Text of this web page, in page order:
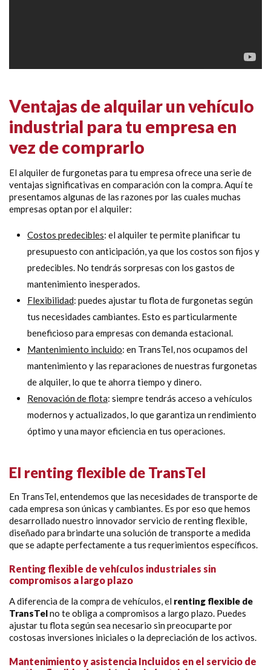
Ventajas de alquilar un vehículo
industrial para tu empresa en
vez de comprarlo
El alquiler de furgonetas para tu empresa ofrece una serie de
ventajas significativas en comparación con la compra. Aquí te
presentamos algunas de las razones por las cuales muchas
empresas optan por el alquiler:
Costos predecibles: el alquiler te permite planificar tu
presupuesto con anticipación, ya que los costos son fijos y
predecibles. No tendrás sorpresas con los gastos de
mantenimiento inesperados.
Flexibilidad: puedes ajustar tu flota de furgonetas según
tus necesidades cambiantes. Esto es particularmente
beneficioso para empresas con demanda estacional.
Mantenimiento incluido: en TransTel, nos ocupamos del
mantenimiento y las reparaciones de nuestras furgonetas
de alquiler, lo que te ahorra tiempo y dinero.
Renovación de flota: siempre tendrás acceso a vehículos
modernos y actualizados, lo que garantiza un rendimiento
óptimo y una mayor eficiencia en tus operaciones.
El renting flexible de TransTel
En TransTel, entendemos que las necesidades de transporte de
cada empresa son únicas y cambiantes. Es por eso que hemos
desarrollado nuestro innovador servicio de renting flexible,
diseñado para brindarte una solución de transporte a medida
que se adapte perfectamente a tus requerimientos específicos.
Renting flexible de vehículos industriales sin
compromisos a largo plazo
A diferencia de la compra de vehículos, el renting flexible de
TransTelno te obliga a compromisos a largo plazo. Puedes
ajustar tu flota según sea necesario sin preocuparte por
costosas inversiones iniciales o la depreciación de los activos.
Mantenimiento y asistencia Incluidos en el servicio de